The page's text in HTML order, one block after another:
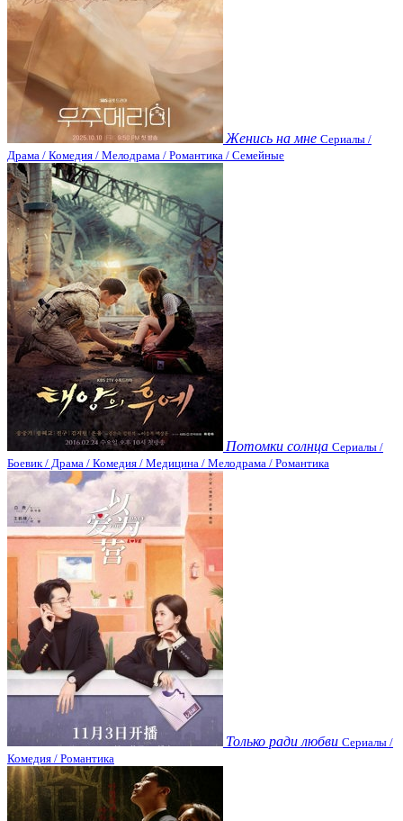
Женись на мне Сериалы /
Драма / Комедия / Мелодрама / Романтика / Семейные
Потомки солнца Сериалы /
Боевик / Драма / Комедия / Медицина / Мелодрама / Романтика
Только ради любви Сериалы /
Комедия / Романтика